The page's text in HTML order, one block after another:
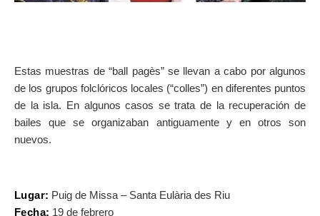
Estas muestras de “ball pagès” se llevan a cabo por algunos
de los grupos folclóricos locales (“colles”) en diferentes puntos
de la isla. En algunos casos se trata de la recuperación de
bailes que se organizaban antiguamente y en otros son
nuevos.
Lugar: Puig de Missa – Santa Eulària des Riu
Fecha: 19 de febrero